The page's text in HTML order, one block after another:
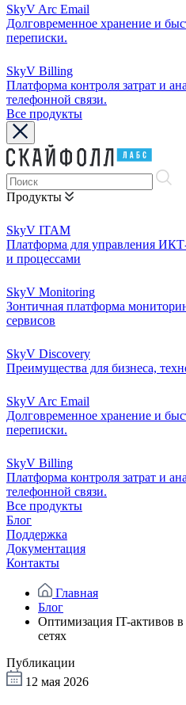
SkyV Arc Email
Долговременное хранение и
переписки.
SkyV Billing
Платформа контроля затрат и
телефонной связи.
Все продукты
Продукты
SkyV ITAM
Платформа для управления
и процессами
SkyV Monitoring
Зонтичная платформа
сервисов
SkyV Discovery
Преимущества для бизнеса,
SkyV Arc Email
Долговременное хранение и
переписки.
SkyV Billing
Платформа контроля затрат и
телефонной связи.
Все продукты
Блог
Поддержка
Документация
Контакты
Главная
Блог
Оптимизация IT-активов
сетях
Публикации
12 мая 2026